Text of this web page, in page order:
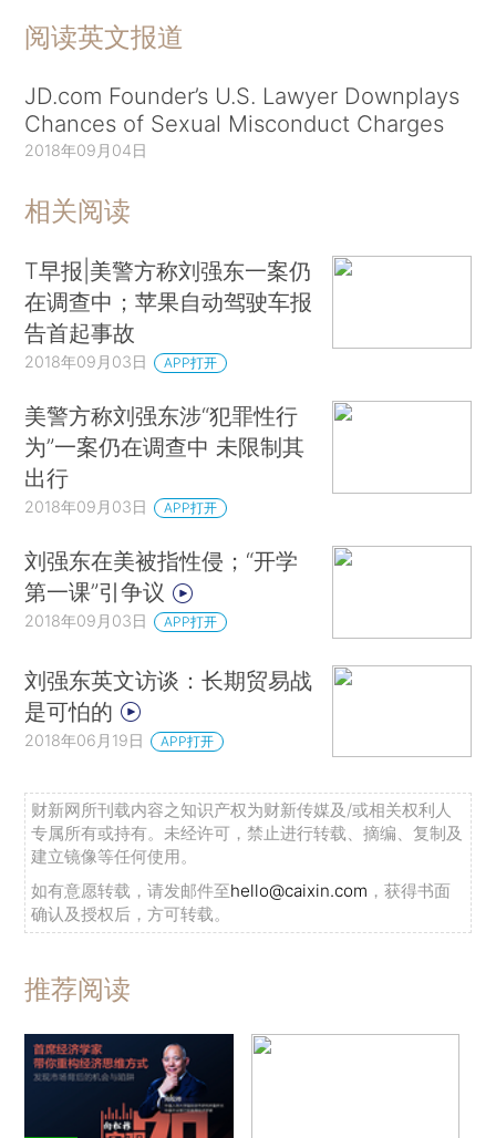
阅读英文报道
JD.com Founder’s U.S. Lawyer Downplays
Chances of Sexual Misconduct Charges
2018年09月04日
相关阅读
T早报|美警方称刘强东一案仍
在调查中；苹果自动驾驶车报
告首起事故
2018年09月03日 APP打开
美警方称刘强东涉“犯罪性行
为”一案仍在调查中 未限制其
出行
2018年09月03日 APP打开
刘强东在美被指性侵；“开学
第一课”引争议
2018年09月03日 APP打开
刘强东英文访谈：长期贸易战
是可怕的
2018年06月19日 APP打开
财新网所刊载内容之知识产权为财新传媒及/或相关权利人
专属所有或持有。未经许可，禁止进行转载、摘编、复制及
建立镜像等任何使用。
如有意愿转载，请发邮件至hello@caixin.com ，获得书面
确认及授权后，方可转载。
推荐阅读